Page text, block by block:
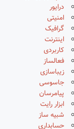
درایور
امنیتی
گرافیک
اینترنت
کاربردی
فعالساز
زیباسازی
جاسوسی
پیامرسان
ابزار رایت
شبیه ساز
حسابداری